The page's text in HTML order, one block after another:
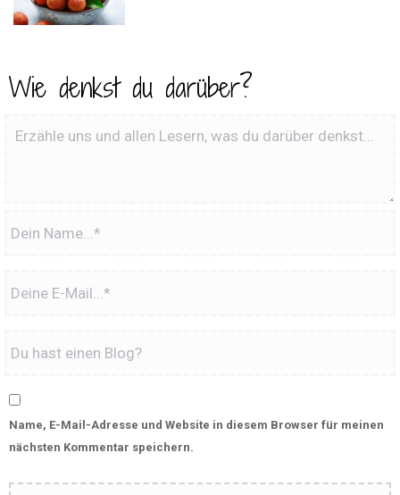
Wie denkst du darüber?
Name, E-Mail-Adresse und Website in diesem Browser für meinen
nächsten Kommentar speichern.